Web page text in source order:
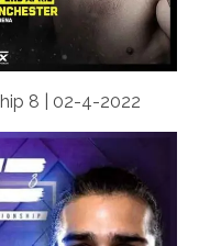
8 | 02-4-2022